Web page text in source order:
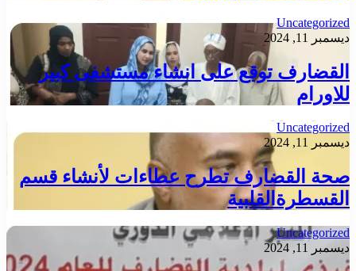
Uncategorized
ديسمبر 11, 2024
القضارف توقع على انشاء مستشفى كبير
للاورام
Uncategorized
ديسمبر 11, 2024
صحة القضارف تطرح عطاءات لأنشاء قسم
القسطرةالقلبية
Uncategorized
ديسمبر 11, 2024